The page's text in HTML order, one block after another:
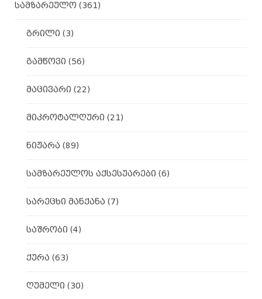
სამზარეულო (361)
გრილი (3)
გამწოვი (56)
მაცივარი (22)
მიკროტალღური (21)
ნიჟარა (89)
სამზარეულოს აქსესუარები (6)
სარეცხი მანქანა (7)
საშრობი (4)
ქურა (63)
ღუმელი (30)